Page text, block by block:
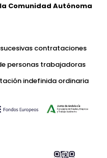
Comunidad Autónoma
contrataciones
personas trabajadoras
indefinida ordinaria